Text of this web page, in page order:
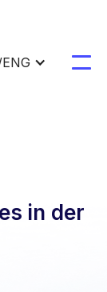
in der